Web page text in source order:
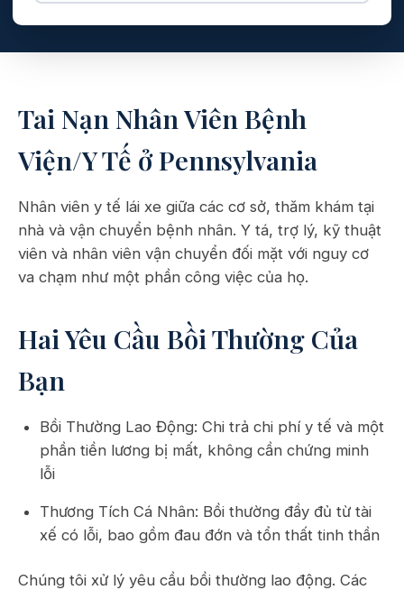
Tai Nạn Nhân Viên Bệnh
Viện/Y Tế ở Pennsylvania
Nhân viên y tế lái xe giữa các cơ sở, thăm khám tại
nhà và vận chuyển bệnh nhân. Y tá, trợ lý, kỹ thuật
viên và nhân viên vận chuyển đối mặt với nguy cơ
va chạm như một phần công việc của họ.
Hai Yêu Cầu Bồi Thường Của
Bạn
Bồi Thường Lao Động: Chi trả chi phí y tế và một
phần tiền lương bị mất, không cần chứng minh
lỗi
Thương Tích Cá Nhân: Bồi thường đầy đủ từ tài
xế có lỗi, bao gồm đau đớn và tổn thất tinh thần
Chúng tôi xử lý yêu cầu bồi thường lao động. Các